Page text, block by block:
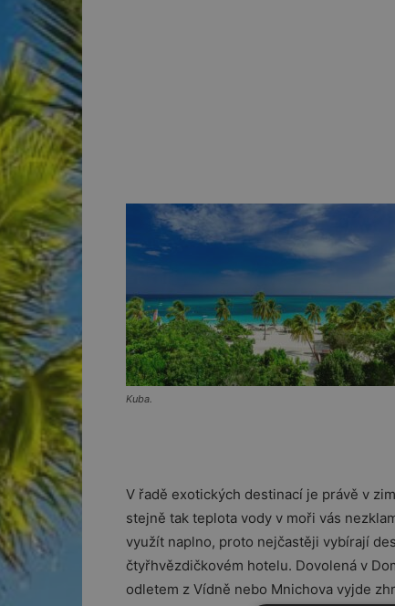
Kuba.
V řadě exotických destinací je právě v
stejně tak teplota vody v moři vás
využít naplno, proto nejčastěji vybírají
čtyřhvězdičkovém hotelu. Dovolená v
odletem z Vídně nebo Mnichova vyjde